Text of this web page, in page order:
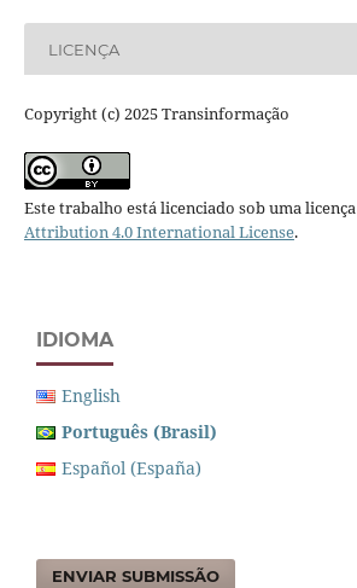
LICENÇA
Copyright (c) 2025 Transinformação
Este trabalho está licenciado sob uma licença
Attribution 4.0 International License.
IDIOMA
English
Português (Brasil)
Español (España)
ENVIAR SUBMISSÃO